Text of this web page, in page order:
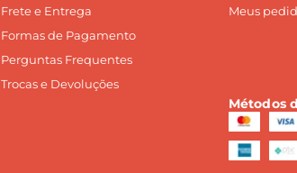
Frete e Entrega
Formas de Pagamento
Perguntas Frequentes
Trocas e Devoluções
Meus
Métodos